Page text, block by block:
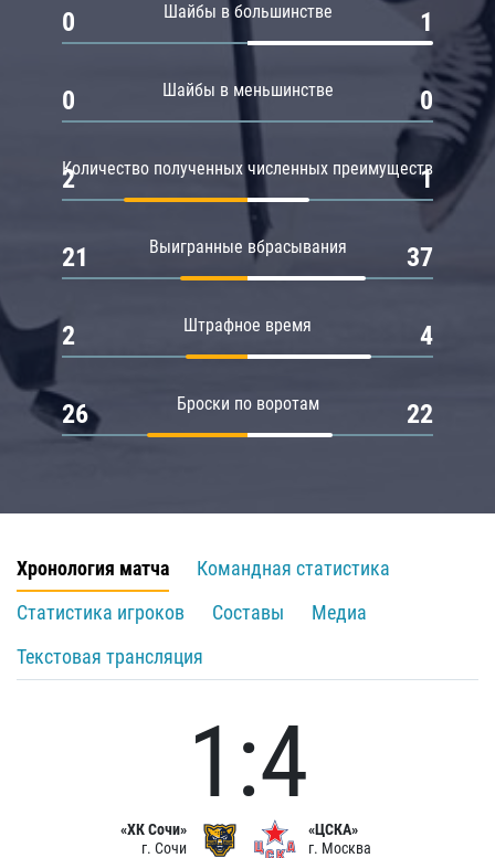
Шайбы в большинстве
0 1
Шайбы в меньшинстве
0 0
Количество полученных численных преимуществ
2 1
Выигранные вбрасывания
21 37
Штрафное время
2 4
Броски по воротам
26 22
Хронология матча
Командная статистика
Статистика игроков
Составы
Медиа
Текстовая трансляция
«ХК Сочи»
г. Сочи
1:4
«ЦСКА»
г. Москва